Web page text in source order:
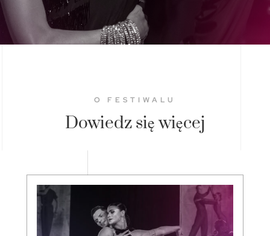
O FESTIWALU
Dowiedz się więcej